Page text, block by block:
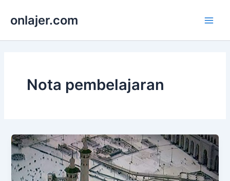
onlajer.com
Nota pembelajaran